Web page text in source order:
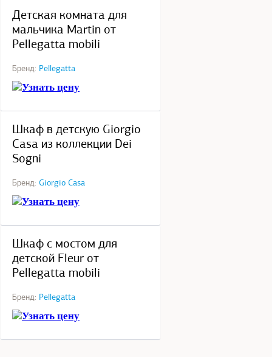
Детская комната для
мальчика Martin от
Pellegatta mobili
Бренд: Pellegatta
Узнать цену
Шкаф в детскую Giorgio
Casa из коллекции Dei
Sogni
Бренд: Giorgio Casa
Узнать цену
Шкаф с мостом для
детской Fleur от
Pellegatta mobili
Бренд: Pellegatta
Узнать цену